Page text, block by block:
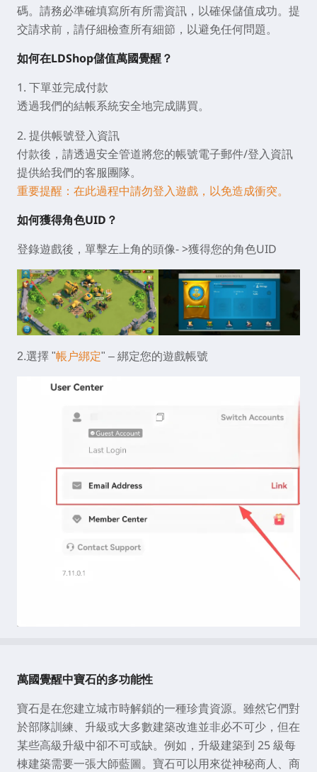
碼。請務必準確填寫所有所需資訊，以確保儲值成功。提
交請求前，請仔細檢查所有細節，以避免任何問題。
如何在LDShop儲值萬國覺醒？
1. 下單並完成付款
透過我們的結帳系統安全地完成購買。
2. 提供帳號登入資訊
付款後，請透過安全管道將您的帳號電子郵件/登入資訊
提供給我們的客服團隊。
重要提醒：在此過程中請勿登入遊戲，以免造成衝突。
如何獲得角色UID？
登錄遊戲後，單擊左上角的頭像- >獲得您的角色UID
2.選擇 "帳户綁定" – 綁定您的遊戲帳號
萬國覺醒中寶石的多功能性
寶石是在您建立城市時解鎖的一種珍貴資源。雖然它們對
於部隊訓練、升級或大多數建築改進並非必不可少，但在
某些高級升級中卻不可或缺。例如，升級建築到 25 級每
棟建築需要一張大師藍圖。寶石可以用來從神秘商人、商